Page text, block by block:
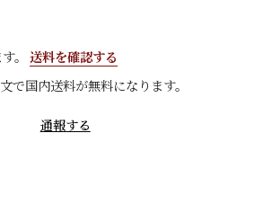
。 送料を確認する
国内送料が無料になります。
通報する